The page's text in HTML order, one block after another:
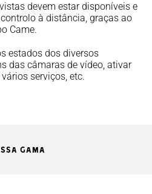
devem estar disponíveis e
à distância, graças ao
Came.
estados dos diversos
das câmaras de vídeo, ativar
serviços, etc.
GAMA